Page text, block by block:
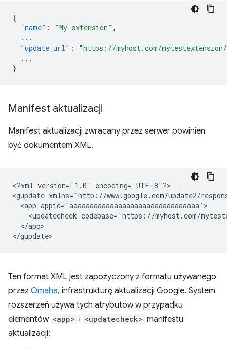
{
"name" : "My extension" ,
...
"update_url" :
"https://myhost.com/
...
}
Manifest aktualizacji
Manifest aktualizacji zwracany przez serwer powinien
być dokumentem XML.
<?xml version='1.0'
encoding='UTF-8'?>
<gupdate xmlns='http://www.google.com/update2/
<app
<updatecheck codebase='https://myhost.com/
</app>
Ten format XML jest zapożyczony z formatu używanego
przez Omaha, infrastrukturę aktualizacji Google. System
rozszerzeń używa tych atrybutów w przypadku
elementów <app> i <updatecheck> manifestu
aktualizacji: